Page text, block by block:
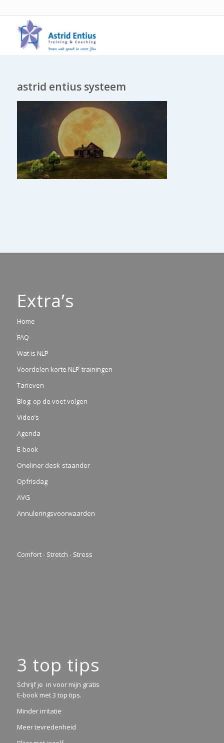
astrid entius systeem
Extra’s
Home
FAQ
Wat is NLP
Voordelen korte NLP-trainingen
Tarieven
Blog: op de voet volgen
Video’s
Agenda
E-book
Oneliner desk-staander
Opfrisdag
AVG
Annuleringsvoorwaarden
Comfort - Stretch - Stress
3 top tips
Schrijf je in voor mijn gratis
E-book met 3 top tips.
Minder irritatie
Meer tevredenheid